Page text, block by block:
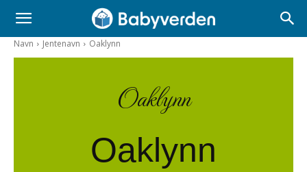
Navn Jentenavn Oaklynn
Oaklynn
Oaklynn